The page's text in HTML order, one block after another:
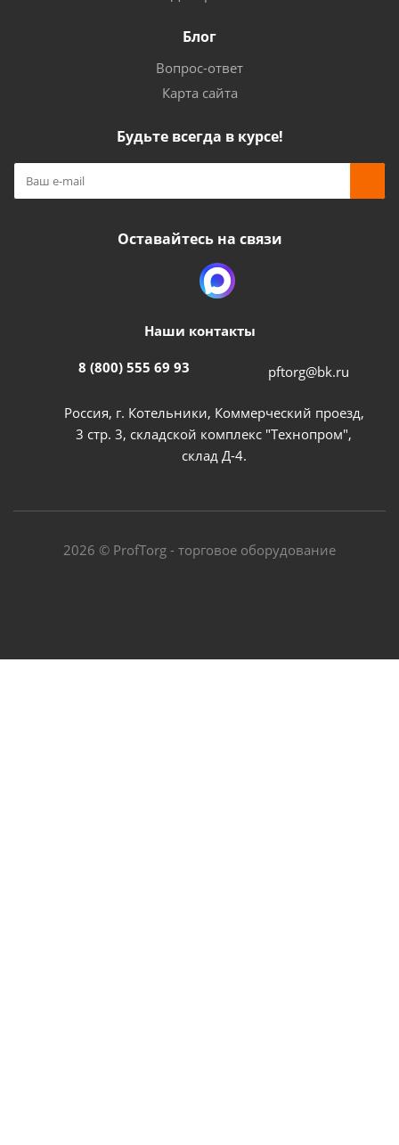
Блог
Вопрос-ответ
Карта сайта
Будьте всегда в курсе!
Оставайтесь на связи
Наши контакты
8 (800) 555 69 93 pftorg@bk.ru
Россия, г. Котельники, Коммерческий проезд,
3 стр. 3, складской комплекс "Технопром",
склад Д-4.
2026 © ProfTorg - торговое оборудование